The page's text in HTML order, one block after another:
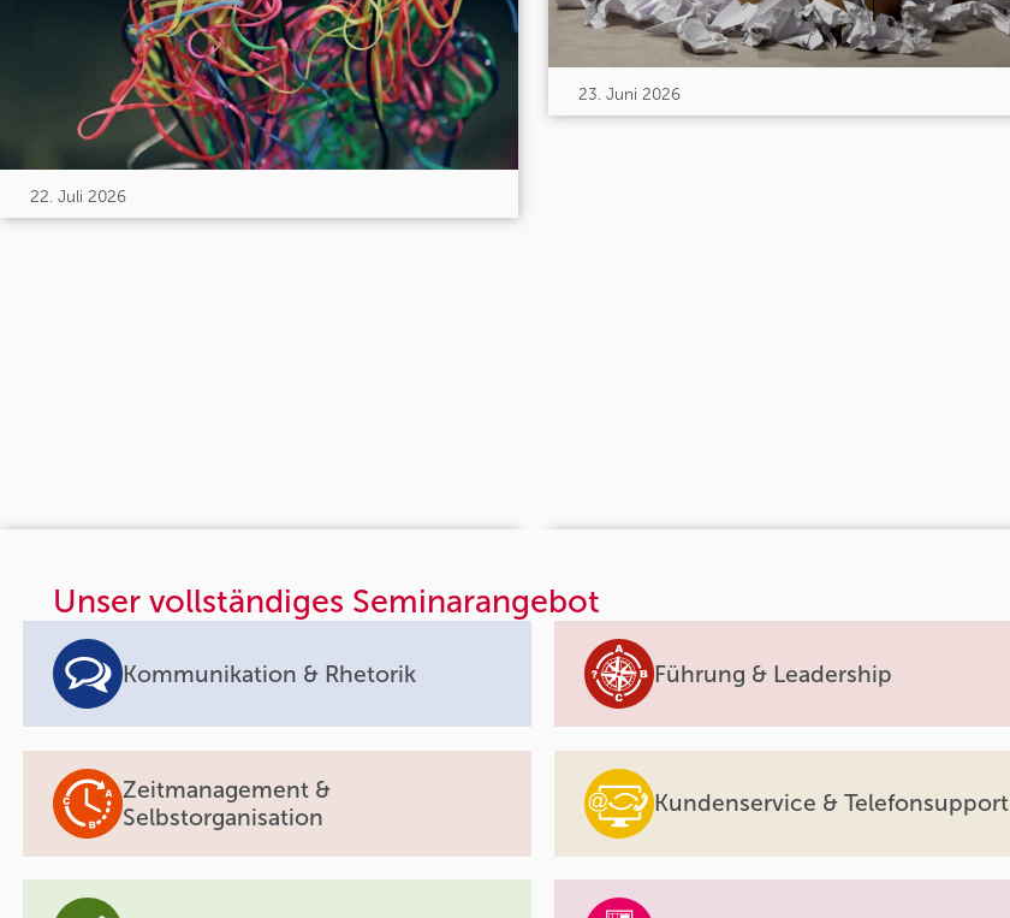
22. Juli 2026
23. Juni 2026
Unser vollständiges Seminarangebot
Kommunikation & Rhetorik Führung & Leadership
Zeitmanagement &
Selbstorganisation
Kundenservice & Telefonsupport